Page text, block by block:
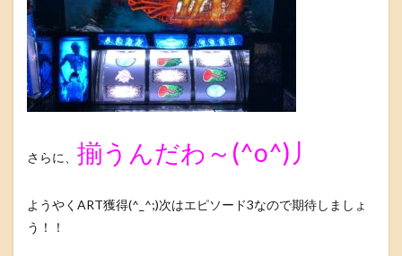
さらに、 揃うんだわ～(^o^)丿
ようやくART獲得(^_^;)次はエピソード3なので期待しましょ
う！！